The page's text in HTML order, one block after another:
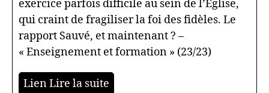
exercice parfois difficile au sein de l’Église,
qui craint de fragiliser la foi des fidèles. Le
rapport Sauvé, et maintenant ? –
« Enseignement et formation » (23/23)
Lien Lire la suite